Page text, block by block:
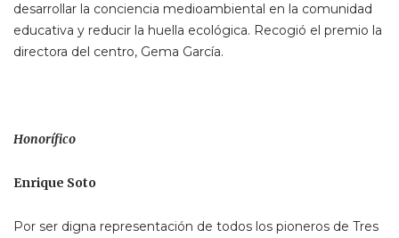
desarrollar la conciencia medioambiental en la comunidad
educativa y reducir la huella ecológica. Recogió el premio la
directora del centro, Gema García.
Honorífico
Enrique Soto
Por ser digna representación de todos los pioneros de Tres